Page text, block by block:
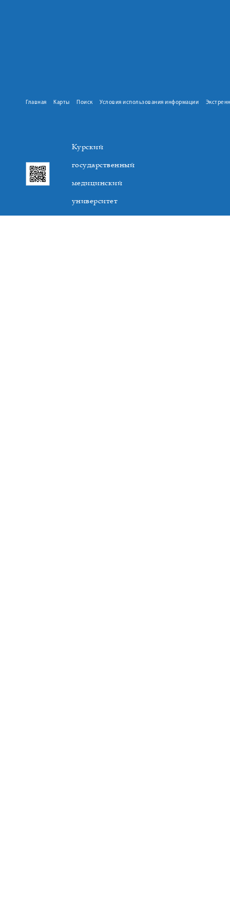
Главная Карты Поиск Условия использования информации
Курский
государственный
медицинский
университет